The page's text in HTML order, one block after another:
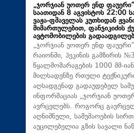
„ჯორჯიან უოთერ ენდ
საათიდან 8 აგვისტოს 22:00
ვაჟა-ფშაველას კუთხიდან
მიმართულებით, ფანჯიკიძის
ავტომობილების
„ჯორჯიან უოთერ ენდ
რაიონში, პეკინის გამზირის
წყალმომარაგების 1000 მმ-
მილსადენზე რთული
აღსადგენად გადაუდებელ
ინფორმაციას „ჯორჯიან
ავრცელებს. როგორც
აღნიშნული, სამუშაოების
აუცილებელია გზის სავალი